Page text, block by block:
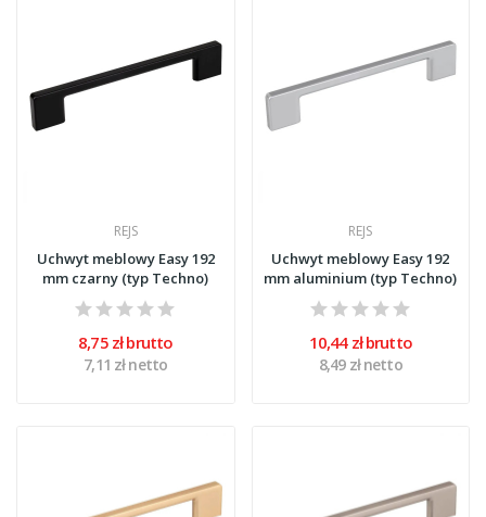
REJS
Uchwyt meblowy Easy 192
mm czarny (typ Techno)
8,75 zł brutto
7,11 zł netto
REJS
Uchwyt meblowy Easy 192
mm aluminium (typ Techno)
10,44 zł brutto
8,49 zł netto